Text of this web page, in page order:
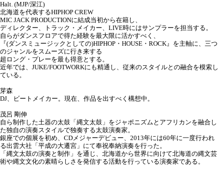
Halt. (MJP/深江)
北海道を代表するHIPHOP CREW
MIC JACK PRODUCTIONに結成当初から在籍し、
ディレクター、トラック・メイカー、LIVE時にはサンプラーを担当する。
自らがダンスフロアで得た経験を最大限に活かすべく、
『(ダンスミュージックとしての)HIPHOP・HOUSE・ROCK』を主軸に、三つ
のジャンルをスムーズに行き来する
超ロング・プレーを最も得意とする。
近年では、JUKE/FOOTWORKにも精通し、従来のスタイルとの融合を模索し
ている。
芽森
DJ、ビートメイカー。現在、作品を出すべく構想中。
茂呂 剛伸
自ら制作した土器の太鼓「縄文太鼓」をジャポニズムとアフリカンを融合し
た独自の演奏スタイルで独奏する太鼓演奏家。
銀座での個展を初め、CDメジャーデビュー、2013年には60年に一度行われ
る出雲大社「平成の大遷宮」にて奉祝奉納演奏を行った。
「縄文太鼓の演奏と制作」を通じ、北海道から世界に向けて北海道の縄文芸
術や縄文文化の素晴らしさを発信する活動を行っている演奏家である。